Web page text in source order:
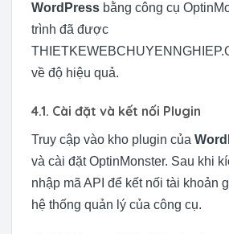
WordPress bằng công cụ
trình đã được
về độ hiệu quả.
4.1. Cài đặt và kết nối Plugin
Truy cập vào kho plugin của
và cài đặt OptinMonster. Sau khi
nhập mã API để kết nối tài khoản
hệ thống quản lý của công cụ.